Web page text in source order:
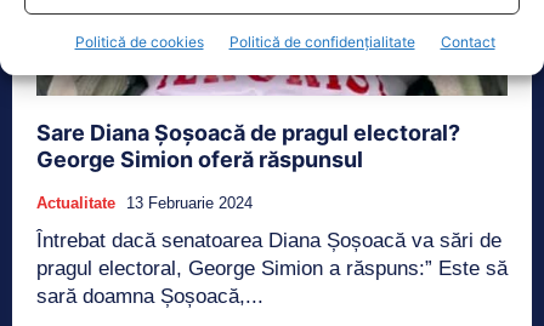
Politică de cookies Politică de confidențialitate Contact
Sare Diana Șoșoacă de pragul electoral?
George Simion oferă răspunsul
Actualitate 13 Februarie 2024
Întrebat dacă senatoarea Diana Șoșoacă va sări de
pragul electoral, George Simion a răspuns:” Este să
sară doamna Șoșoacă,...